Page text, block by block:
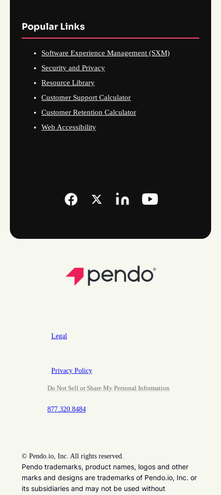
Popular Links
Software Experience Management (SXM)
Security and Privacy
Resource Library
Customer Support Calculator
Customer Retention Calculator
Web Accessibility
Legal
Privacy Policy
Do Not Sell or Share My Personal Information
877.320.8484
© Pendo.io, Inc. All rights reserved.
Pendo trademarks, product names, logos and other
marks and designs are trademarks of Pendo.io, Inc. or
its subsidiaries and may not be used without